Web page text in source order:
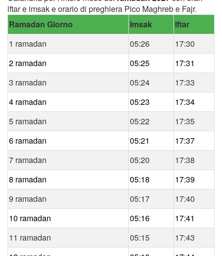
iftar e imsak e orario di preghiera Pico Maghreb e Fajr.
Ramadan Giorno
Imsak
Iftar
1 ramadan
05:26
17:30
2 ramadan
05:25
17:31
3 ramadan
05:24
17:33
4 ramadan
05:23
17:34
5 ramadan
05:22
17:35
6 ramadan
05:21
17:37
7 ramadan
05:20
17:38
8 ramadan
05:18
17:39
9 ramadan
05:17
17:40
10 ramadan
05:16
17:41
11 ramadan
05:15
17:43